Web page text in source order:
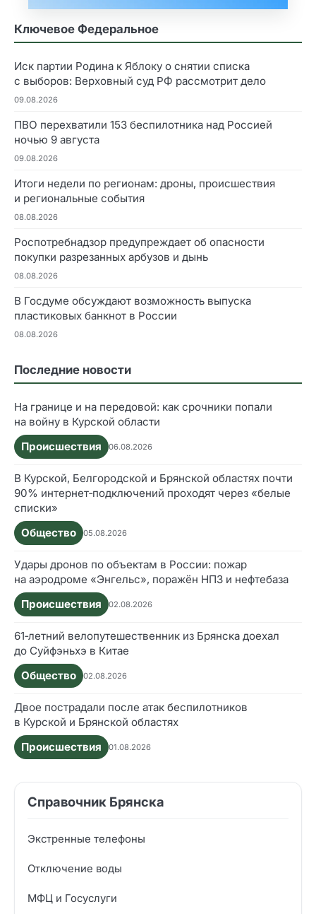
Ключевое Федеральное
Иск партии Родина к Яблоку о снятии списка
с выборов: Верховный суд РФ рассмотрит дело
09.08.2026
ПВО перехватили 153 беспилотника над Россией
ночью 9 августа
09.08.2026
Итоги недели по регионам: дроны, происшествия
и региональные события
08.08.2026
Роспотребнадзор предупреждает об опасности
покупки разрезанных арбузов и дынь
08.08.2026
В Госдуме обсуждают возможность выпуска
пластиковых банкнот в России
08.08.2026
Последние новости
На границе и на передовой: как срочники попали
на войну в Курской области
Происшествия
06.08.2026
В Курской, Белгородской и Брянской областях почти
90% интернет‑подключений проходят через «белые
списки»
Общество
05.08.2026
Удары дронов по объектам в России: пожар
на аэродроме «Энгельс», поражён НПЗ и нефтебаза
Происшествия
02.08.2026
61‑летний велопутешественник из Брянска доехал
до Суйфэньхэ в Китае
Общество
02.08.2026
Двое пострадали после атак беспилотников
в Курской и Брянской областях
Происшествия
01.08.2026
Справочник Брянска
Экстренные телефоны
Отключение воды
МФЦ и Госуслуги